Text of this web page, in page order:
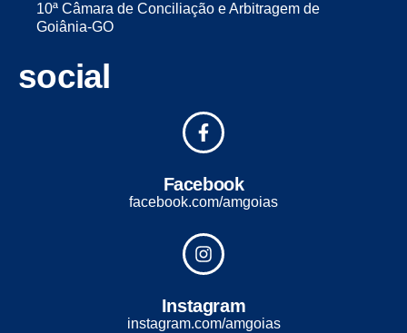
10ª Câmara de Conciliação e Arbitragem de
Goiânia-GO
social
Facebook
facebook.com/amgoias
Instagram
instagram.com/amgoias